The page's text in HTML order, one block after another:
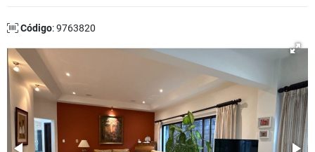
Código: 9763820